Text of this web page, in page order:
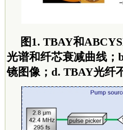
图1. TBAY和
光谱和纤芯衰减曲线；
镜图像；d. TBAY光纤